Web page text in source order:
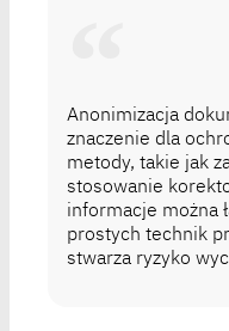
Anonimizacja
znaczenie dla
metody, takie jak
stosowanie
informacje można
prostych technik
stwarza ryzyko